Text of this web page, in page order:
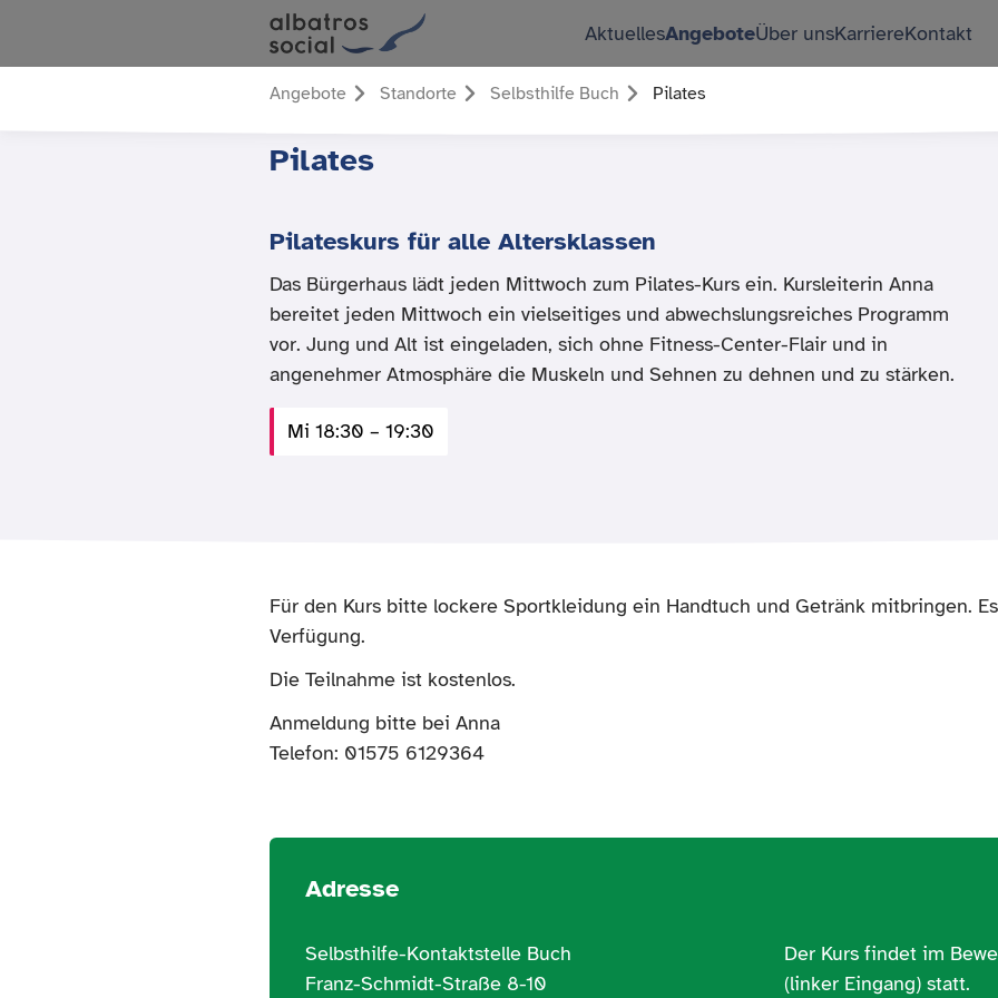
AktuellesAngeboteÜber unsKarriereKontakt
Angebote Standorte Selbsthilfe Buch Pilates
Pilates
Pilateskurs für alle Altersklassen
Das Bürgerhaus lädt jeden Mittwoch zum Pilates-Kurs ein. Kursleiterin Anna
bereitet jeden Mittwoch ein vielseitiges und abwechslungsreiches Programm
vor. Jung und Alt ist eingeladen, sich ohne Fitness-Center-Flair und in
angenehmer Atmosphäre die Muskeln und Sehnen zu dehnen und zu stärken.
Mi 18:30 – 19:30
Für den Kurs bitte lockere Sportkleidung ein Handtuch und Getränk mitbringen.
Verfügung.
Die Teilnahme ist kostenlos.
Anmeldung bitte bei Anna
Telefon: 01575 6129364
Adresse
Selbsthilfe-Kontaktstelle Buch
Franz-Schmidt-Straße 8-10
Der Kurs findet im
(linker Eingang) statt.